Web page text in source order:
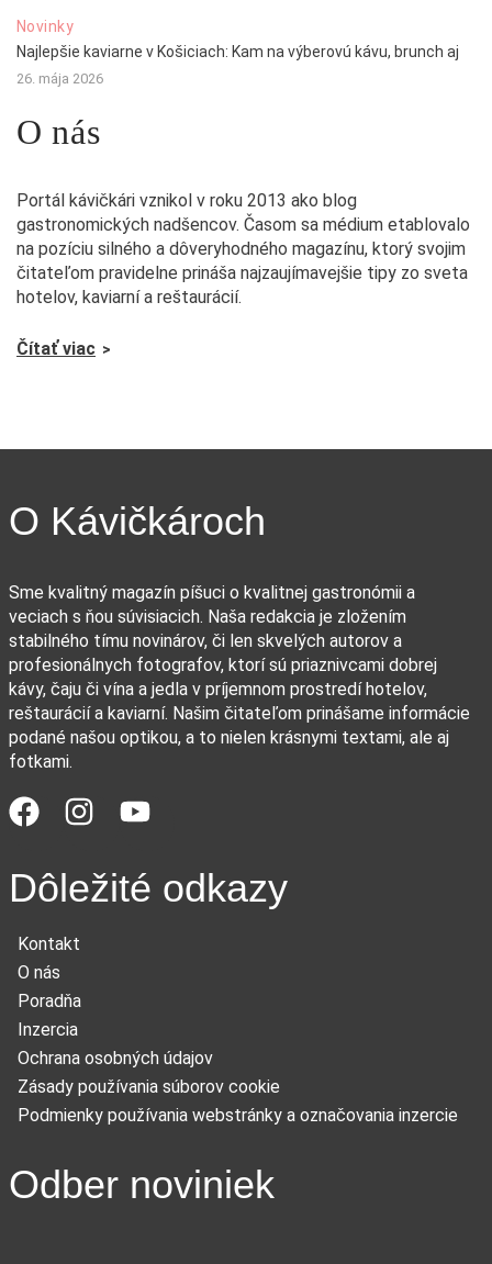
Novinky
Najlepšie kaviarne v Košiciach: Kam na výberovú kávu, brunch aj
26. mája 2026
O nás
Portál kávičkári vznikol v roku 2013 ako blog
gastronomických nadšencov. Časom sa médium etablovalo
na pozíciu silného a dôveryhodného magazínu, ktorý svojim
čitateľom pravidelne prináša najzaujímavejšie tipy zo sveta
hotelov, kaviarní a reštaurácií.
Čítať viac
O Kávičkároch
Sme kvalitný magazín píšuci o kvalitnej gastronómii a
veciach s ňou súvisiacich. Naša redakcia je zložením
stabilného tímu novinárov, či len skvelých autorov a
profesionálnych fotografov, ktorí sú priaznivcami dobrej
kávy, čaju či vína a jedla v príjemnom prostredí hotelov,
reštaurácií a kaviarní. Našim čitateľom prinášame informácie
podané našou optikou, a to nielen krásnymi textami, ale aj
fotkami.
Dôležité odkazy
Kontakt
O nás
Poradňa
Inzercia
Ochrana osobných údajov
Zásady používania súborov cookie
Podmienky používania webstránky a označovania inzercie
Odber noviniek